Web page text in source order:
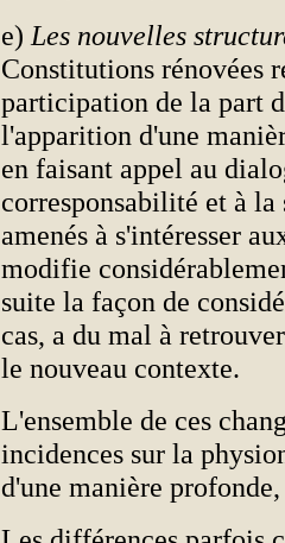
e) Les nouvelles
Constitutions rénovées
participation de la part
l'apparition d'une
en faisant appel au
corresponsabilité et à
amenés à s'intéresser
modifie
suite la façon de
cas, a du mal à
le nouveau contexte.
L'ensemble de ces
incidences sur la
d'une manière